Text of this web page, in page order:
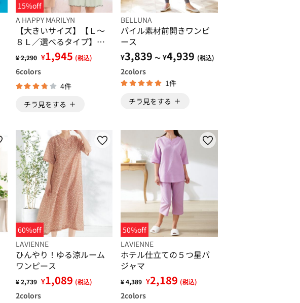
15%off
A HAPPY MARILYN
【大きいサイズ】【Ｌ～
８Ｌ／選べるタイプ】さ
らっとろルームウェアセ
ット
¥ 2,290 ¥1,945 (税込)
6colors
4件
チラ見をする
BELLUNA
パイル素材前開きワンピ
ース
¥3,839 ～ ¥4,939 (税込)
2colors
1件
チラ見をする
60%off
LAVIENNE
ひんやり！ゆる涼ルーム
ワンピース
¥ 2,739 ¥1,089 (税込)
2colors
50%off
LAVIENNE
ホテル仕立ての５つ星パ
ジャマ
¥ 4,389 ¥2,189 (税込)
2colors